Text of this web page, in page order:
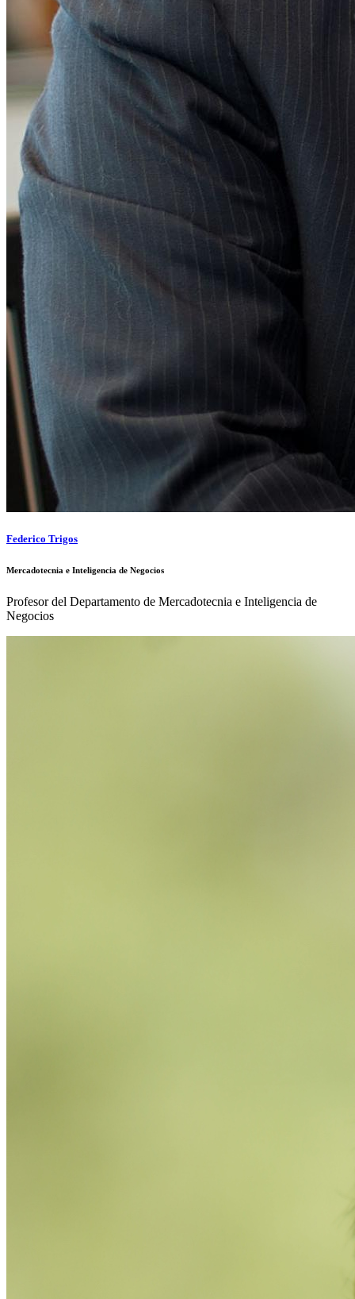
Federico Trigos
Mercadotecnia e Inteligencia de Negocios
Profesor del Departamento de Mercadotecnia e Inteligencia de
Negocios